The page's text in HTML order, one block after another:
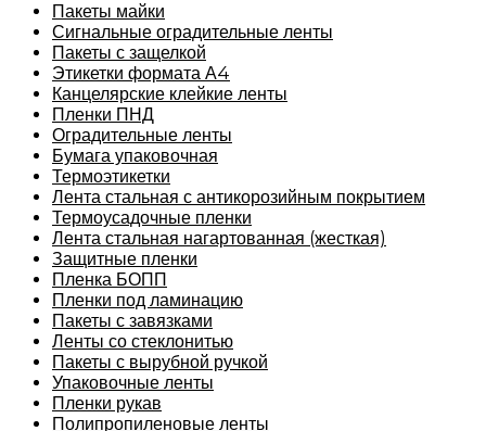
Пакеты майки
Сигнальные оградительные ленты
Пакеты с защелкой
Этикетки формата А4
Канцелярские клейкие ленты
Пленки ПНД
Оградительные ленты
Бумага упаковочная
Термоэтикетки
Лента стальная с антикорозийным покрытием
Термоусадочные пленки
Лента стальная нагартованная (жесткая)
Защитные пленки
Пленка БОПП
Пленки под ламинацию
Пакеты с завязками
Ленты со стеклонитью
Пакеты с вырубной ручкой
Упаковочные ленты
Пленки рукав
Полипропиленовые ленты